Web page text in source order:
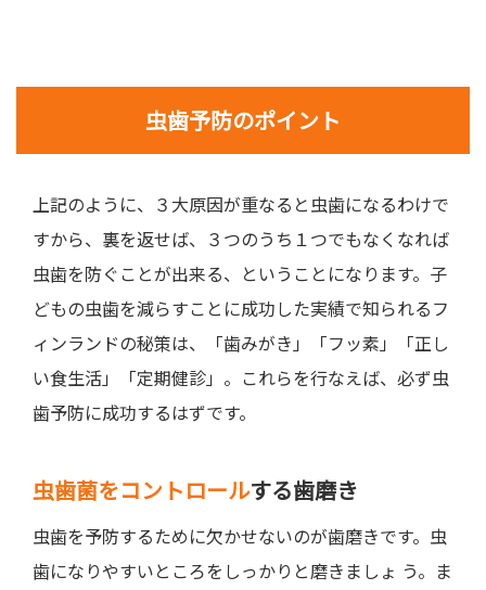
虫歯予防のポイント
上記のように、３大原因が重なると虫歯になるわけで
すから、裏を返せば、３つのうち１つでもなくなれば
虫歯を防ぐことが出来る、ということになります。子
どもの虫歯を減らすことに成功した実績で知られるフ
ィンランドの秘策は、「歯みがき」「フッ素」「正し
い食生活」「定期健診」。これらを行なえば、必ず虫
歯予防に成功するはずです。
虫歯菌をコントロールする歯磨き
虫歯を予防するために欠かせないのが歯磨きです。虫
歯になりやすいところをしっかりと磨きましょ う。ま